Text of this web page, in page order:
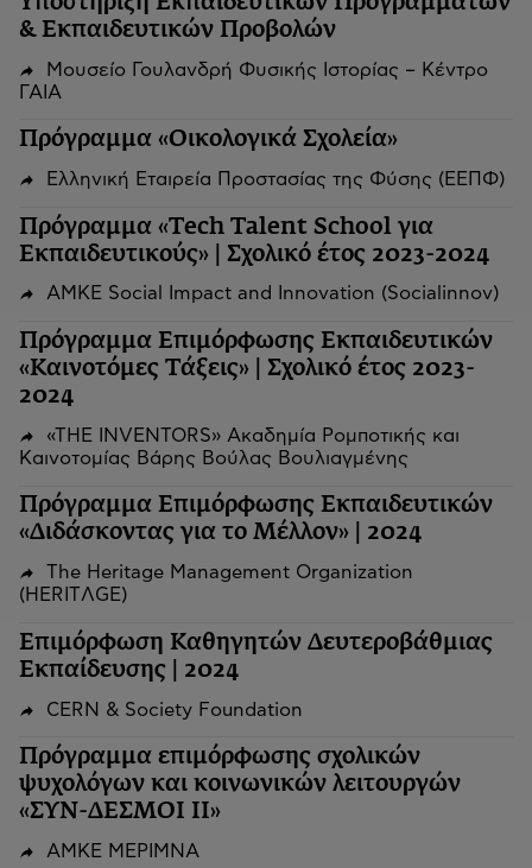
& Εκπαιδευτικών Προβολών
Μουσείο Γουλανδρή Φυσικής Ιστορίας – Κέντρο
ΓΑΙΑ
Πρόγραμμα «Οικολογικά Σχολεία»
Ελληνική Εταιρεία Προστασίας της Φύσης (ΕΕΠΦ)
Πρόγραμμα «Tech Talent School για
Εκπαιδευτικούς» | Σχολικό έτος 2023-2024
ΑΜΚΕ Social Impact and Innovation (Socialinnov)
Πρόγραμμα Επιμόρφωσης Εκπαιδευτικών
«Καινοτόμες Τάξεις» | Σχολικό έτος 2023-
2024
«THE INVENTORS» Ακαδημία Ρομποτικής και
Καινοτομίας Βάρης Βούλας Βουλιαγμένης
Πρόγραμμα Επιμόρφωσης Εκπαιδευτικών
«Διδάσκοντας για το Μέλλον» | 2024
The Heritage Management Organization
(HERITΛGΕ)
Επιμόρφωση Καθηγητών Δευτεροβάθμιας
Εκπαίδευσης | 2024
CERN & Society Foundation
Πρόγραμμα επιμόρφωσης σχολικών
ψυχολόγων και κοινωνικών λειτουργών
«ΣΥΝ-ΔΕΣΜΟΙ ΙΙ»
ΑΜΚΕ ΜΕΡΙΜΝΑ